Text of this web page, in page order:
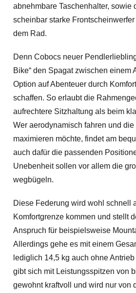
abnehmbare Taschenhalter, sowie
scheinbar starke
dem Rad.
Denn Cobocs neuer
Bike“ den Spagat zwischen einem
Option auf Abenteuer durch
schaffen. So erlaubt die
aufrechtere Sitzhaltung als beim
Wer aerodynamisch fahren und
maximieren möchte, findet am
auch dafür die passenden
Unebenheit sollen vor allem die
wegbügeln.
Diese Federung wird wohl schnell
Komfortgrenze kommen und stellt
Anspruch für beispielsweise
Allerdings gehe es mit einem
lediglich 14,5 kg auch ohne
gibt sich mit Leistungsspitzen von
gewohnt kraftvoll und wird nur von